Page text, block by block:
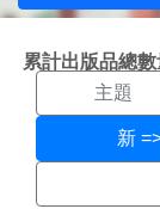
累計出版品總
施政
主題
新